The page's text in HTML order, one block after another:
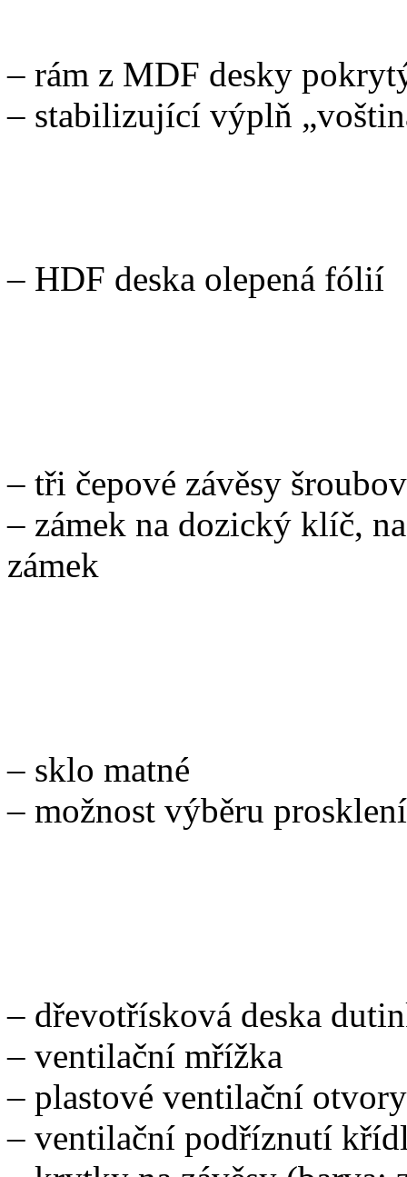
– rám z MDF desky
– stabilizující výplň
– HDF deska olepená fólií
– tři čepové závěsy
– zámek na dozický klíč,
zámek
– sklo matné
– možnost výběru prosklení
– dřevotřísková deska
– ventilační mřížka
– plastové ventilační otvory
– ventilační podříznutí